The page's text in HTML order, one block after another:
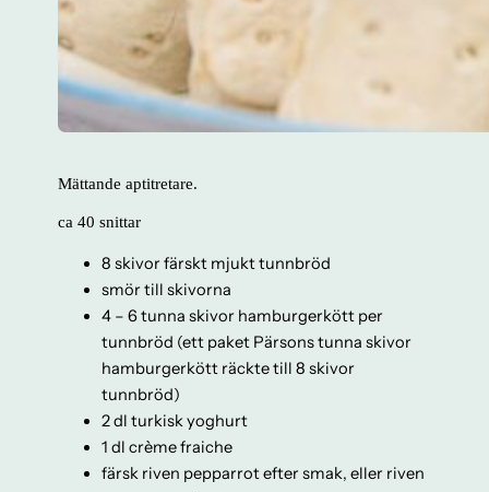
Mättande aptitretare.
ca 40 snittar
8 skivor färskt mjukt tunnbröd
smör till skivorna
4 – 6 tunna skivor hamburgerkött per
tunnbröd (ett paket Pärsons tunna skivor
hamburgerkött räckte till 8 skivor
tunnbröd)
2 dl turkisk yoghurt
1 dl crème fraiche
färsk riven pepparrot efter smak, eller riven